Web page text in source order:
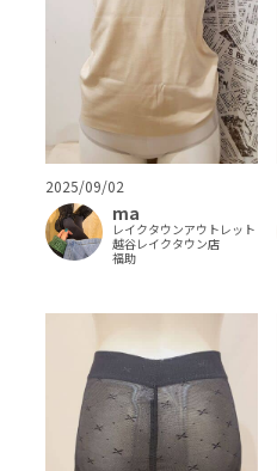
2025/09/02
ma
レイクタウンアウトレット
越谷レイクタウン店
福助